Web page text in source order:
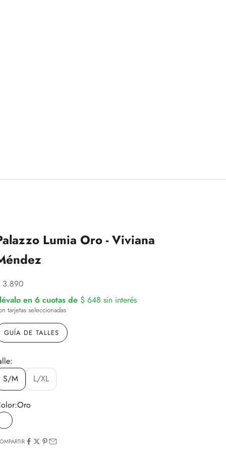
Lumia Oro - Viviana
de oferta
3.890
en 6 cuotas de $ 648 sin interés
tarjetas seleccionadas
GUÍA DE TALLES
S/M
L/XL
Oro
Oro